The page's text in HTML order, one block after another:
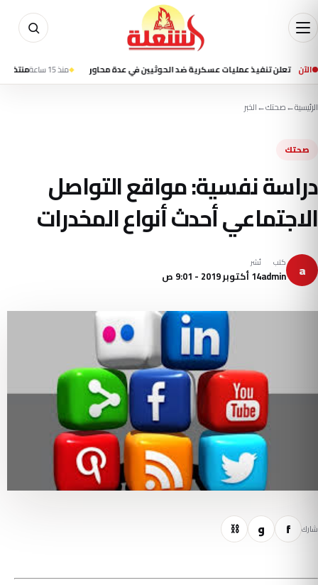
الآنتنفيذ عمليات عسكرية ضد الحوثيين في عدة محاور منذ 15 ساعة منتخب ناشئات اليد يتأخر 12-13 أمام إسبانيا في الشوط
الرئيسية←صحتك←الخبر
صحتك
دراسة نفسية: مواقع التواصل
الاجتماعي أحدث أنواع المخدرات
a كتب
admin
نُشر
14 أكتوبر 2019 - 9:01 ص
شارك f و ⛓